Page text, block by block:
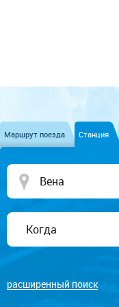
Маршрут поезда Станция
расширенный поиск